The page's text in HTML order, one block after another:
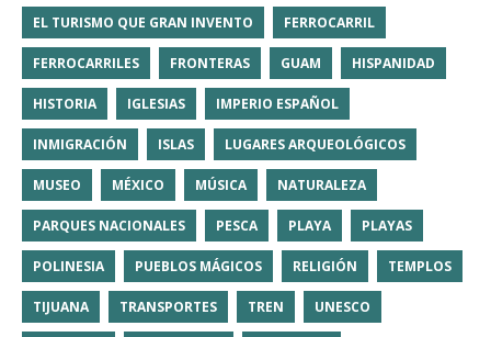
EL TURISMO QUE GRAN INVENTO FERROCARRIL
FERROCARRILES FRONTERAS GUAM HISPANIDAD
HISTORIA IGLESIAS IMPERIO ESPAÑOL
INMIGRACIÓN ISLAS LUGARES ARQUEOLÓGICOS
MUSEO MÉXICO MÚSICA NATURALEZA
PARQUES NACIONALES PESCA PLAYA PLAYAS
POLINESIA PUEBLOS MÁGICOS RELIGIÓN TEMPLOS
TIJUANA TRANSPORTES TREN UNESCO